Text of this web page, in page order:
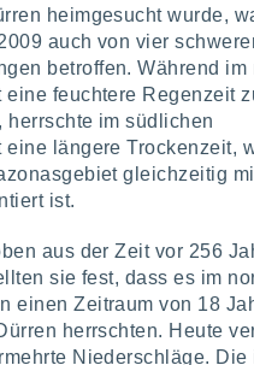
heimgesucht wurde,
auch von vier
betroffen. Während im
eine feuchtere Regenzeit
herrschte im südlichen
längere Trockenzeit,
gleichzeitig
ist.
aus der Zeit vor 256
sie fest, dass es im
einen Zeitraum von 18
herrschten. Heute
Niederschläge. Die